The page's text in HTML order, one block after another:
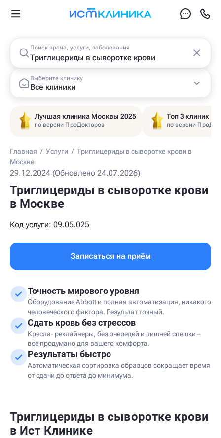
Поиск врача, услуги, заболевания
Выберите клинику
Все клиники
Лучшая клиника Москвы 2025
по версии ПроДокторов
Топ 3 клиник
по версии
Главная / Услуги / Триглицериды в сыворотке крови в
Москве
29.12.2024 (Обновлено 24.07.2026)
Триглицериды в сыворотке крови
в Москве
Код услуги: 09.05.025
Записаться на приём
Точность мирового уровня
Оборудование Abbott и полная автоматизация, никакого
человеческого фактора. Результат точный.
Сдать кровь без стрессов
Кресла- реклайнеры, без очередей и лишней спешки –
все продумано для вашего комфорта.
Результаты быстро
Автоматическая сортировка образцов сокращает время
от сдачи до ответа до минимума.
Триглицериды в сыворотке крови
в Ист Клинике